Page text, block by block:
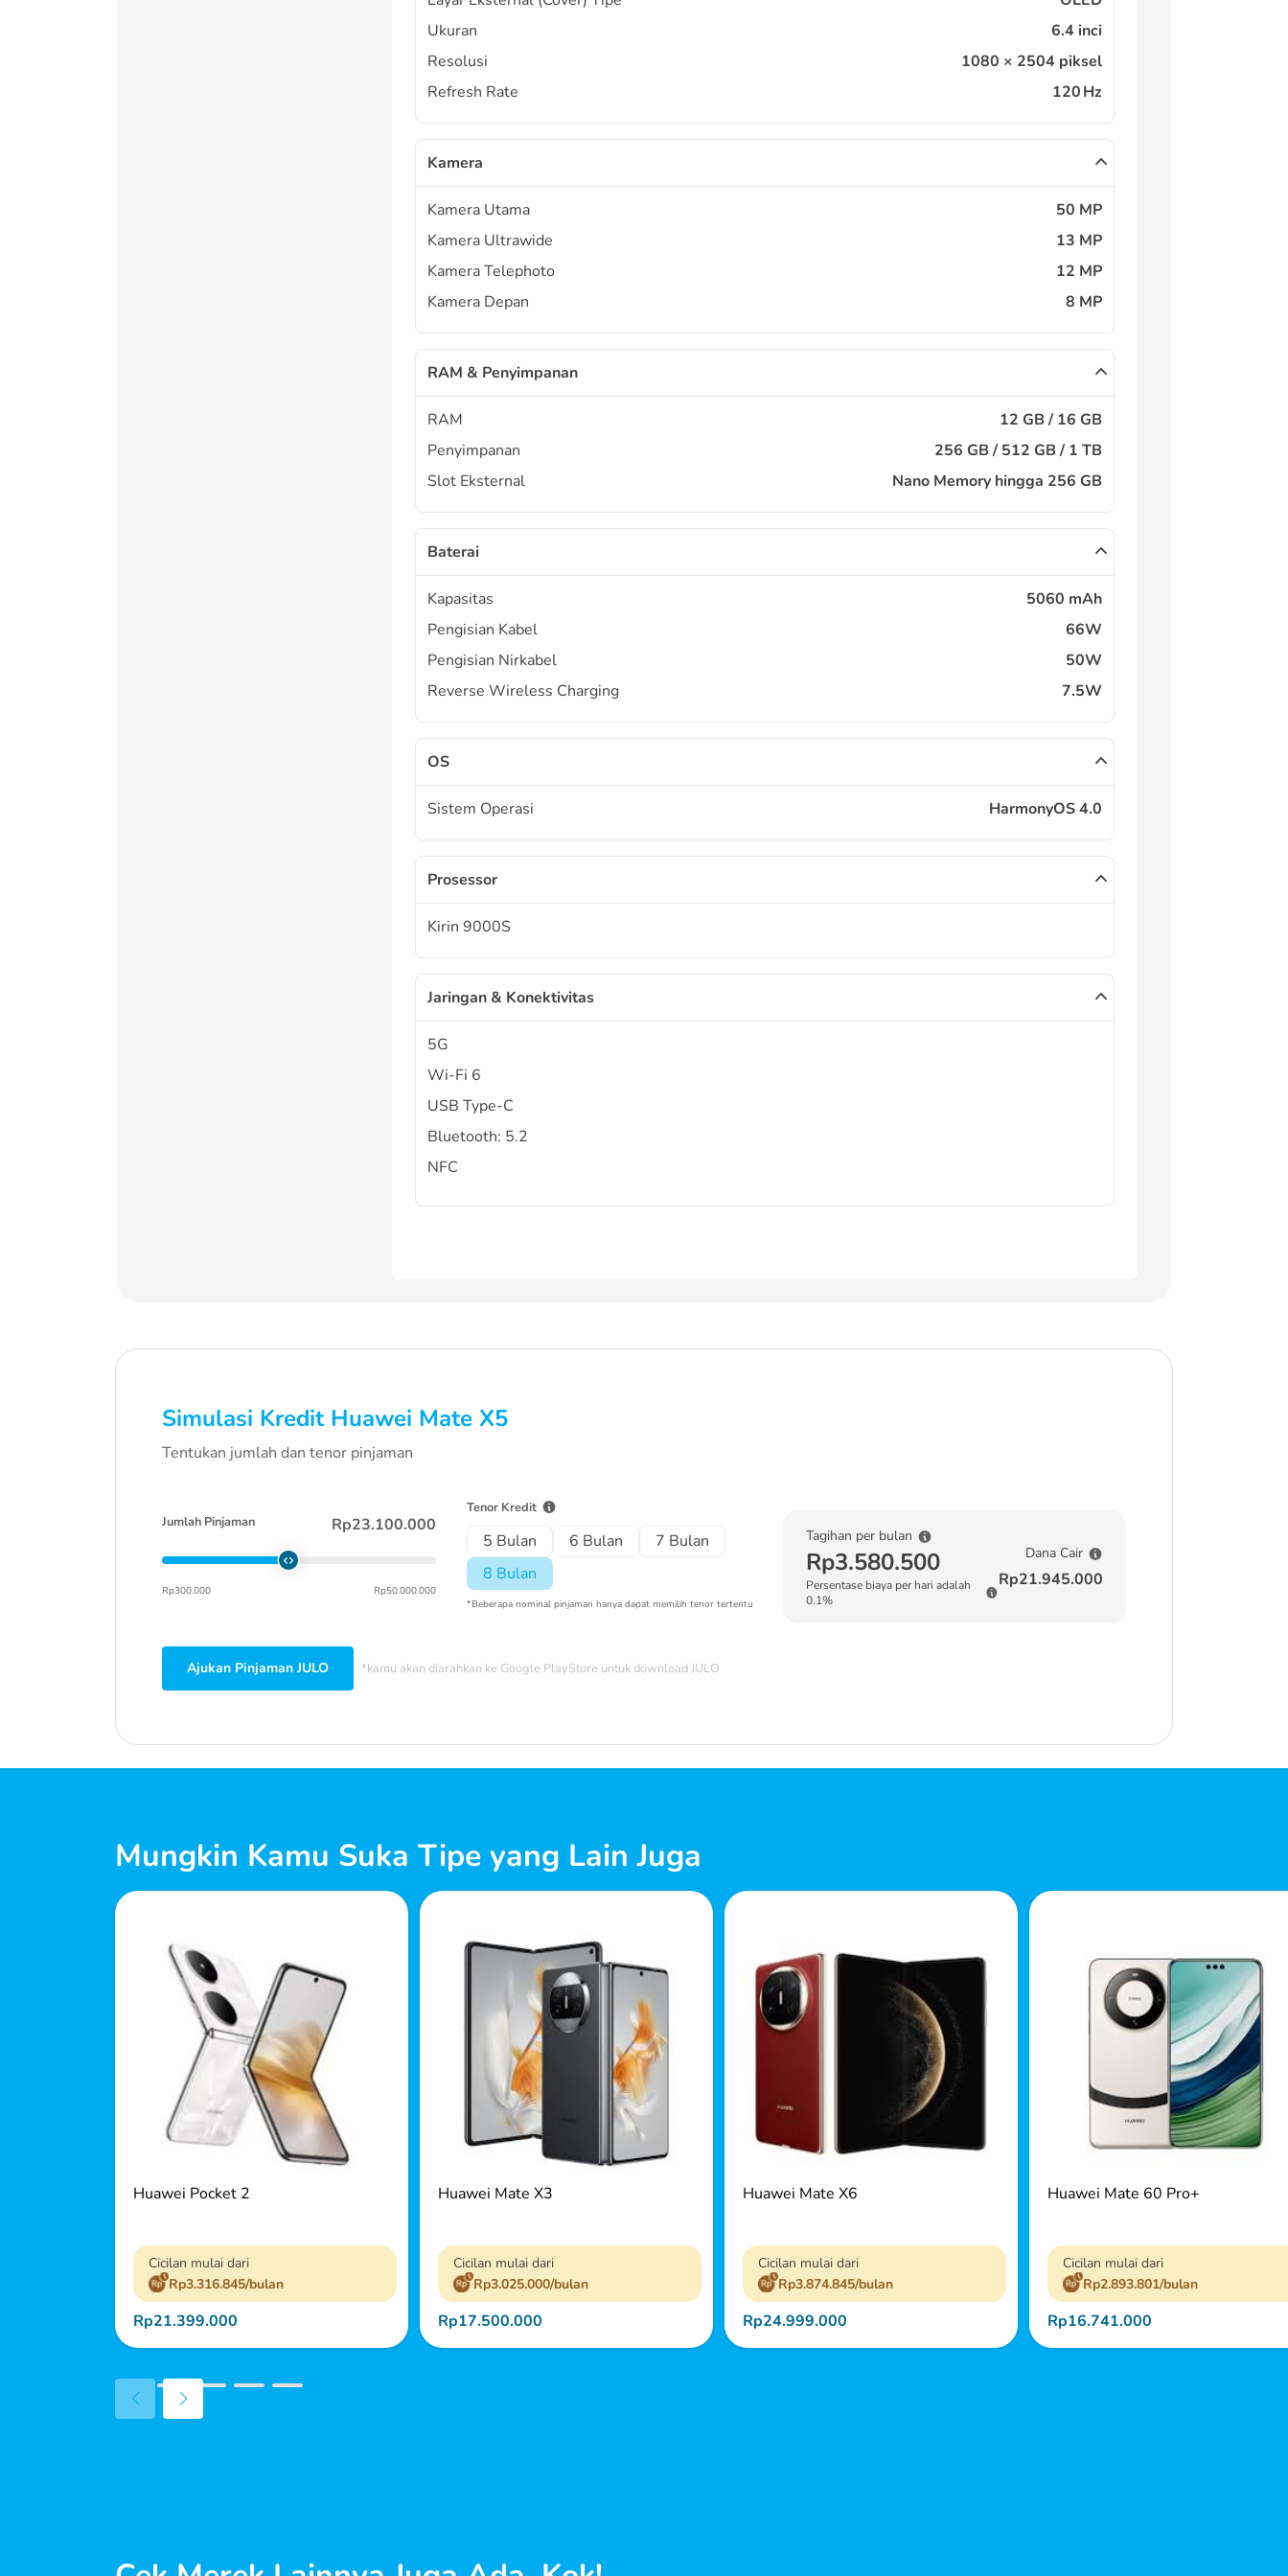
Ukuran
6.4 inci
Resolusi
1080 × 2504 piksel
Refresh Rate
120 Hz
Kamera
Kamera Utama
50 MP
Kamera Ultrawide
13 MP
Kamera Telephoto
12 MP
Kamera Depan
8 MP
RAM & Penyimpanan
RAM
12 GB / 16 GB
Penyimpanan
256 GB / 512 GB / 1 TB
Slot Eksternal
Nano Memory hingga 256 GB
Baterai
Kapasitas
5060 mAh
Pengisian Kabel
66W
Pengisian Nirkabel
50W
Reverse Wireless Charging
7.5W
OS
Sistem Operasi HarmonyOS 4.0
Prosessor
Kirin 9000S
Jaringan & Konektivitas
5G
Wi-Fi 6
USB Type-C
Bluetooth: 5.2
NFC
Simulasi Kredit Huawei Mate X5
Tentukan jumlah dan tenor pinjaman
Jumlah Pinjaman Rp23.100.000
Rp300.000 Rp50.000.000
Tenor Kredit
5 Bulan 6 Bulan
7 Bulan
8 Bulan
*Beberapa nominal pinjaman hanya dapat memilih tenor tertentu
Tagihan per bulan
Rp3.580.500
Persentase biaya per hari adalah
0.1%
Dana Cair
Rp21.945.000
Ajukan Pinjaman JULO *kamu akan diarahkan ke Google PlayStore untuk download JULO
Mungkin Kamu Suka Tipe yang Lain Juga
Huawei Pocket 2
Cicilan mulai dari
Rp3.316.845/bulan
Rp21.399.000
Huawei Mate X3
Cicilan mulai dari
Rp3.025.000/bulan
Rp17.500.000
Huawei Mate X6
Cicilan mulai dari
Rp3.874.845/bulan
Rp24.999.000
Huawei Mate 60 Pro+
Cicilan mulai dari
Rp2.893.801/bulan
Rp16.741.000